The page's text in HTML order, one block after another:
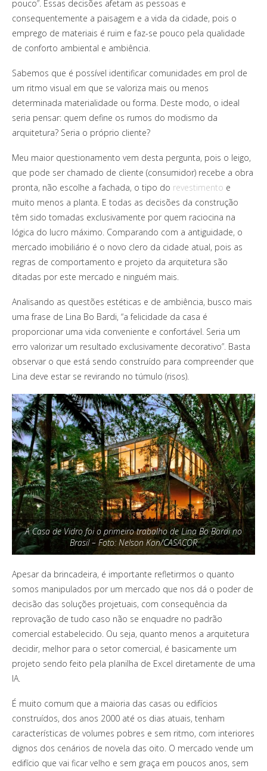
pouco”. Essas decisões afetam as pessoas e
consequentemente a paisagem e a vida da cidade, pois o
emprego de materiais é ruim e faz-se pouco pela qualidade
de conforto ambiental e ambiência.
Sabemos que é possível identificar comunidades em prol de
um ritmo visual em que se valoriza mais ou menos
determinada materialidade ou forma. Deste modo, o ideal
seria pensar: quem define os rumos do modismo da
arquitetura? Seria o próprio cliente?
Meu maior questionamento vem desta pergunta, pois o leigo,
que pode ser chamado de cliente (consumidor) recebe a obra
pronta, não escolhe a fachada, o tipo do revestimento e
muito menos a planta. E todas as decisões da construção
têm sido tomadas exclusivamente por quem raciocina na
lógica do lucro máximo. Comparando com a antiguidade, o
mercado imobiliário é o novo clero da cidade atual, pois as
regras de comportamento e projeto da arquitetura são
ditadas por este mercado e ninguém mais.
Analisando as questões estéticas e de ambiência, busco mais
uma frase de Lina Bo Bardi, “a felicidade da casa é
proporcionar uma vida conveniente e confortável. Seria um
erro valorizar um resultado exclusivamente decorativo”. Basta
observar o que está sendo construído para compreender que
Lina deve estar se revirando no túmulo (risos).
A Casa de Vidro foi o primeiro trabalho de Lina Bo Bardi no
Brasil – Foto: Nelson Kon/CASACOR
Apesar da brincadeira, é importante refletirmos o quanto
somos manipulados por um mercado que nos dá o poder de
decisão das soluções projetuais, com consequência da
reprovação de tudo caso não se enquadre no padrão
comercial estabelecido. Ou seja, quanto menos a arquitetura
decidir, melhor para o setor comercial, é basicamente um
projeto sendo feito pela planilha de Excel diretamente de uma
IA.
É muito comum que a maioria das casas ou edifícios
construídos, dos anos 2000 até os dias atuais, tenham
características de volumes pobres e sem ritmo, com interiores
dignos dos cenários de novela das oito. O mercado vende um
edifício que vai ficar velho e sem graça em poucos anos, sem